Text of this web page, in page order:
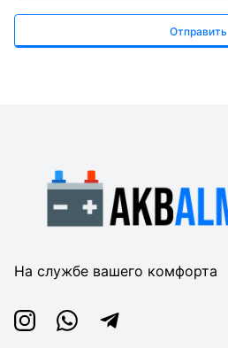
Отправить
На службе вашего комфорта
InstagramWhatsappTelegram